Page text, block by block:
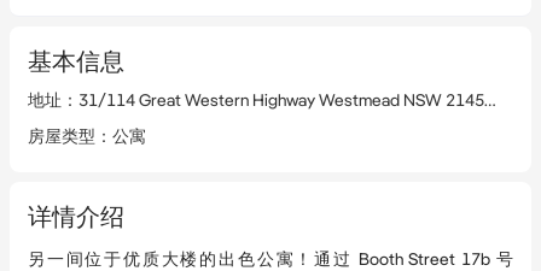
基本信息
地址 ： 31/114 Great Western Highway Westmead NSW 2145
房屋类型 ： 公寓
详情介绍
另一间位于优质大楼的出色公寓！通过 Booth Street 17b 号